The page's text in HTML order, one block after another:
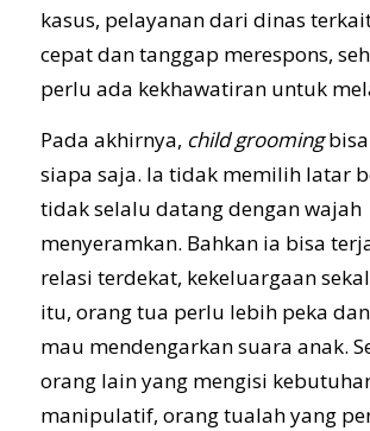
kasus, pelayanan dari dinas
cepat dan tanggap merespons,
perlu ada kekhawatiran untuk
Pada akhirnya, child grooming
siapa saja. Ia tidak memilih latar
tidak selalu datang dengan wajah
menyeramkan. Bahkan ia bisa
relasi terdekat, kekeluargaan
itu, orang tua perlu lebih peka
mau mendengarkan suara anak.
orang lain yang mengisi
manipulatif, orang tualah yang